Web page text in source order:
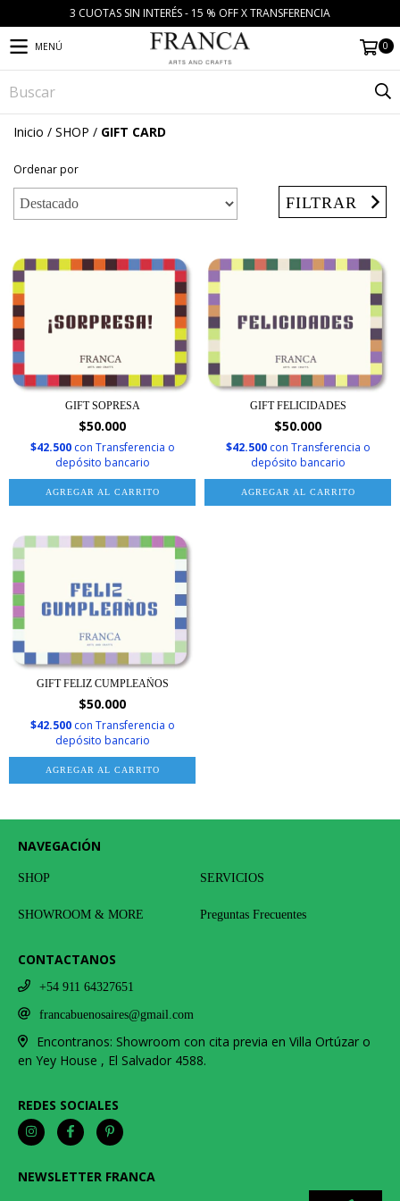
3 CUOTAS SIN INTERÉS - 15 % OFF X TRANSFERENCIA
MENÚ 0
Inicio / SHOP / GIFT CARD
Ordenar por
FILTRAR
GIFT SOPRESA
$50.000
$42.500 con Transferencia o
depósito bancario
AGREGAR AL CARRITO
GIFT FELICIDADES
$50.000
$42.500 con Transferencia o
depósito bancario
AGREGAR AL CARRITO
GIFT FELIZ CUMPLEAÑOS
$50.000
$42.500 con Transferencia o
depósito bancario
AGREGAR AL CARRITO
NAVEGACIÓN
SHOP SERVICIOS
SHOWROOM & MORE Preguntas Frecuentes
CONTACTANOS
+54 911 64327651
francabuenosaires@gmail.com
Encontranos: Showroom con cita previa en Villa Ortúzar o
en Yey House , El Salvador 4588.
REDES SOCIALES
NEWSLETTER FRANCA